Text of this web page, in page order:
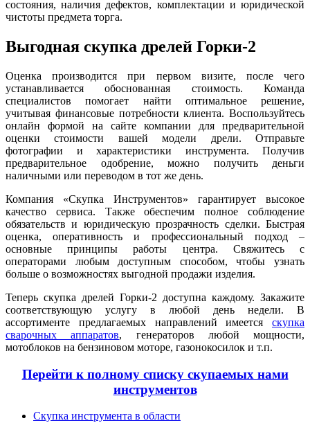
состояния, наличия дефектов, комплектации и юридической
чистоты предмета торга.
Выгодная скупка дрелей Горки-2
Оценка производится при первом визите, после чего
устанавливается обоснованная стоимость. Команда
специалистов помогает найти оптимальное решение,
учитывая финансовые потребности клиента. Воспользуйтесь
онлайн формой на сайте компании для предварительной
оценки стоимости вашей модели дрели. Отправьте
фотографии и характеристики инструмента. Получив
предварительное одобрение, можно получить деньги
наличными или переводом в тот же день.
Компания «Скупка Инструментов» гарантирует высокое
качество сервиса. Также обеспечим полное соблюдение
обязательств и юридическую прозрачность сделки. Быстрая
оценка, оперативность и профессиональный подход –
основные принципы работы центра. Свяжитесь с
операторами любым доступным способом, чтобы узнать
больше о возможностях выгодной продажи изделия.
Теперь скупка дрелей Горки-2 доступна каждому. Закажите
соответствующую услугу в любой день недели. В
ассортименте предлагаемых направлений имеется скупка
сварочных аппаратов, генераторов любой мощности,
мотоблоков на бензиновом моторе, газонокосилок и т.п.
Перейти к полному списку скупаемых нами
инструментов
Скупка инструмента в области